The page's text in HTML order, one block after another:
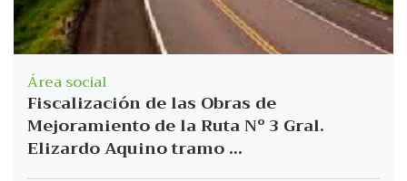
Área social
Fiscalización de las Obras de
Mejoramiento de la Ruta Nº 3 Gral.
Elizardo Aquino tramo ...